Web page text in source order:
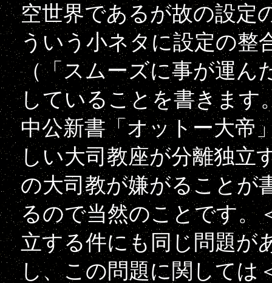
空世界であるが故の設定
ういう小ネタに設定の整
（「スムーズに事が運ん
していることを書きます
中公新書「オットー大帝
しい大司教座が分離独立
の大司教が嫌がることが
るので当然のことです。
立する件にも同じ問題が
し、この問題に関しては